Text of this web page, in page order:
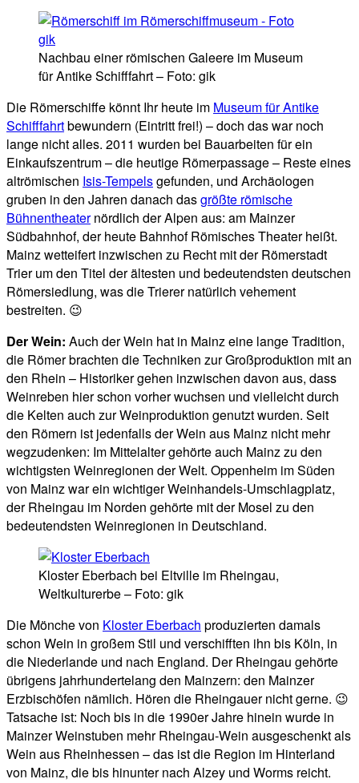
Nachbau einer römischen Galeere im Museum
für Antike Schifffahrt – Foto: gik
Die Römerschiffe könnt Ihr heute im Museum für Antike
Schifffahrtbewundern (Eintritt frei!) – doch das war noch
lange nicht alles. 2011 wurden bei Bauarbeiten für ein
Einkaufszentrum – die heutige Römerpassage – Reste eines
altrömischen Isis-Tempelsgefunden, und Archäologen
gruben in den Jahren danach dasgrößte römische
Bühnentheaternördlich der Alpen aus: am Mainzer
Südbahnhof, der heute Bahnhof Römisches Theater heißt.
Mainz wetteifert inzwischen zu Recht mit der Römerstadt
Trier um den Titel der ältesten und bedeutendsten deutschen
Römersiedlung, was die Trierer natürlich vehement
bestreiten. 😉
Der Wein: Auch der Wein hat in Mainz eine lange Tradition,
die Römer brachten die Techniken zur Großproduktion mit an
den Rhein – Historiker gehen inzwischen davon aus, dass
Weinreben hier schon vorher wuchsen und vielleicht durch
die Kelten auch zur Weinproduktion genutzt wurden. Seit
den Römern ist jedenfalls der Wein aus Mainz nicht mehr
wegzudenken: Im Mittelalter gehörte auch Mainz zu den
wichtigsten Weinregionen der Welt. Oppenheim im Süden
von Mainz war ein wichtiger Weinhandels-Umschlagplatz,
der Rheingau im Norden gehörte mit der Mosel zu den
bedeutendsten Weinregionen in Deutschland.
Kloster Eberbach bei Eltville im Rheingau,
Weltkulturerbe – Foto: gik
Die Mönche von Kloster Eberbach produzierten damals
schon Wein in großem Stil und verschifften ihn bis Köln, in
die Niederlande und nach England. Der Rheingau gehörte
übrigens jahrhundertelang den Mainzern: den Mainzer
Erzbischöfen nämlich. Hören die Rheingauer nicht gerne. 😉
Tatsache ist: Noch bis in die 1990er Jahre hinein wurde in
Mainzer Weinstuben mehr Rheingau-Wein ausgeschenkt als
Wein aus Rheinhessen – das ist die Region im Hinterland
von Mainz, die bis hinunter nach Alzey und Worms reicht.